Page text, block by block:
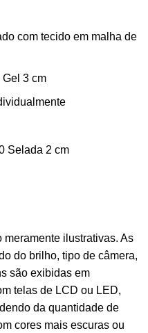
com tecido em malha de
3 cm
Selada 2 cm
ilustrativas. As
do brilho, tipo de câmera,
são exibidas em
telas de LCD ou LED,
da quantidade de
cores mais escuras ou